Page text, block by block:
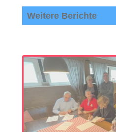
Weitere Berichte